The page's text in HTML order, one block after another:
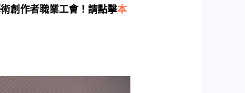
創作者職業工會！請點擊本